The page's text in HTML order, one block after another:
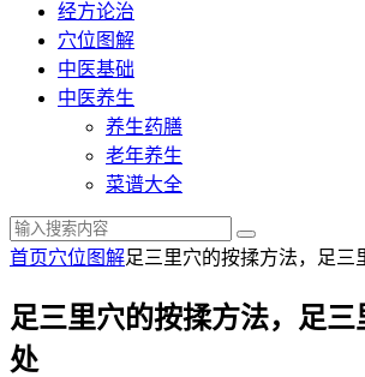
经方论治
穴位图解
中医基础
中医养生
养生药膳
老年养生
菜谱大全
首页穴位图解足三里穴的按揉方法，足三
足三里穴的按揉方法，足
处